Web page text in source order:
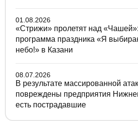
01.08.2026
«Стрижи» пролетят над «Чашей»:
программа праздника «Я
небо!» в Казани
08.07.2026
В результате массированной
повреждены предприятия
есть пострадавшие